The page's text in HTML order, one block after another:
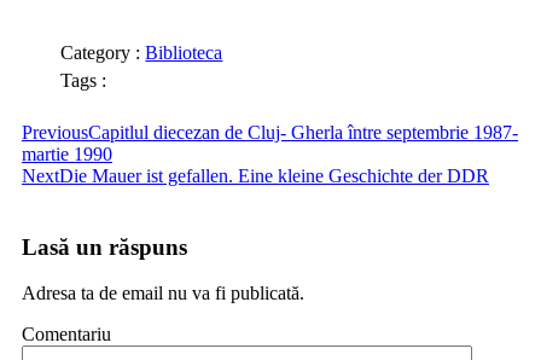
Category : Biblioteca
Tags :
PreviousCapitlul diecezan de Cluj- Gherla între septembrie 1987-
martie 1990
NextDie Mauer ist gefallen. Eine kleine Geschichte der DDR
Lasă un răspuns
Adresa ta de email nu va fi publicată.
Comentariu